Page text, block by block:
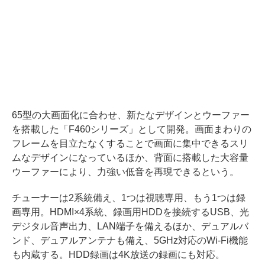
65型の大画面化に合わせ、新たなデザインとウーファー
を搭載した「F460シリーズ」として開発。画面まわりの
フレームを目立たなくすることで画面に集中できるスリ
ムなデザインになっているほか、背面に搭載した大容量
ウーファーにより、力強い低音を再現できるという。
チューナーは2系統備え、1つは視聴専用、もう1つは録
画専用。HDMI×4系統、録画用HDDを接続するUSB、光
デジタル音声出力、LAN端子を備えるほか、デュアルバ
ンド、デュアルアンテナも備え、5GHz対応のWi-Fi機能
も内蔵する。HDD録画は4K放送の録画にも対応。